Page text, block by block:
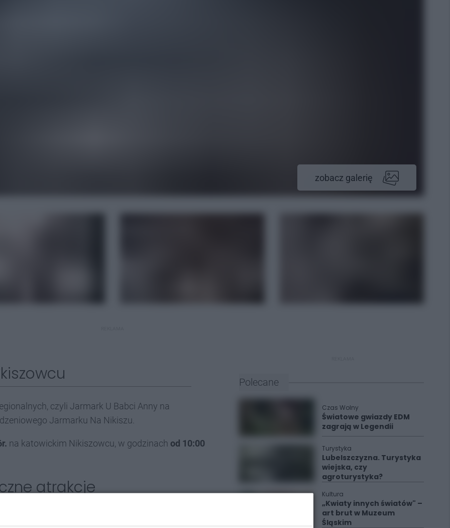
zobacz galerię
czyli Jarmark U Babci Anny na
Jarmarku Na Nikiszu.
na katowickim Nikiszowcu, w godzinach od 10:00
atrakcje
Anny, wypełniając centrum dzielnicy
Polecane
Czas Wolny
Światowe gwiazdy EDM
zagrają w Legendii
Turystyka
Lubelszczyzna. Turystyka
wiejska, czy
agroturystyka?
Kultura
„Kwiaty innych światów" –
art brut w Muzeum
Śląskim